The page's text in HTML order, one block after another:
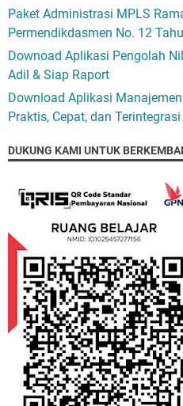
Paket Administrasi MPLS
Permendikdasmen No. 12
Downoad Aplikasi Pengolah
Adil & Siap Raport
Download Aplikasi
Praktis, Cepat, dan Terintegrasi
DUKUNG KAMI UNTUK